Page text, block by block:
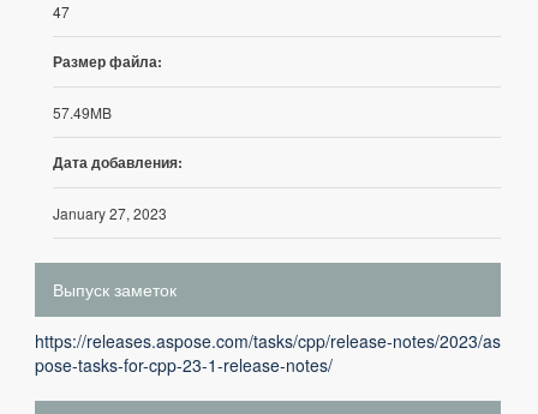
47
Размер файла:
57.49MB
Дата добавления:
January 27, 2023
Выпуск заметок
https://releases.aspose.com/tasks/cpp/release-notes/2023/as
pose-tasks-for-cpp-23-1-release-notes/